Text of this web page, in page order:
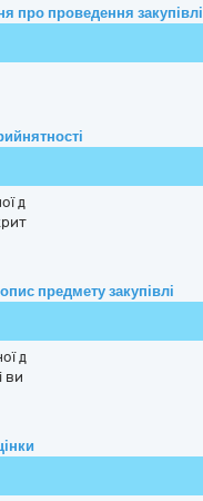
про проведення закупівлі
д
предмету закупівлі
д
ви